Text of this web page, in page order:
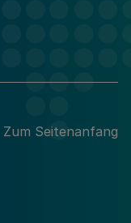
Zum Seitenanfang